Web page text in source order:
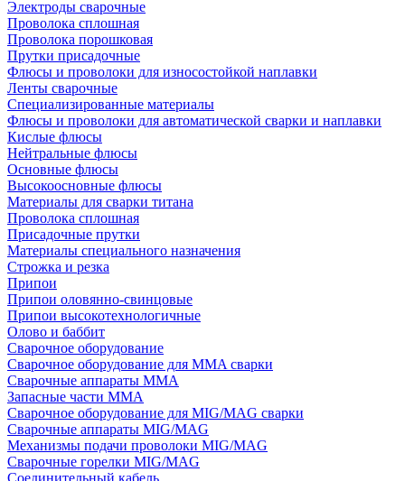
Электроды сварочные
Проволока сплошная
Проволока порошковая
Прутки присадочные
Флюсы и проволоки для износостойкой наплавки
Ленты сварочные
Специализированные материалы
Флюсы и проволоки для автоматической сварки и наплавки
Кислые флюсы
Нейтральные флюсы
Основные флюсы
Высокоосновные флюсы
Материалы для сварки титана
Проволока сплошная
Присадочные прутки
Материалы специального назначения
Строжка и резка
Припои
Припои оловянно-свинцовые
Припои высокотехнологичные
Олово и баббит
Сварочное оборудование
Сварочное оборудование для MMA сварки
Сварочные аппараты MMA
Запасные части MMA
Сварочное оборудование для MIG/MAG сварки
Сварочные аппараты MIG/MAG
Механизмы подачи проволоки MIG/MAG
Сварочные горелки MIG/MAG
Соединительный кабель